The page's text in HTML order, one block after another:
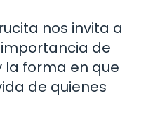
nos invita a
de
la forma en que
de quienes